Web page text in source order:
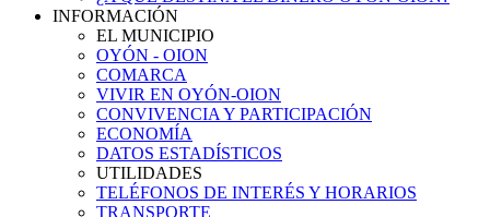
INFORMACIÓN
EL MUNICIPIO
OYÓN - OION
COMARCA
VIVIR EN OYÓN-OION
CONVIVENCIA Y PARTICIPACIÓN
ECONOMÍA
DATOS ESTADÍSTICOS
UTILIDADES
TELÉFONOS DE INTERÉS Y HORARIOS
TRANSPORTE